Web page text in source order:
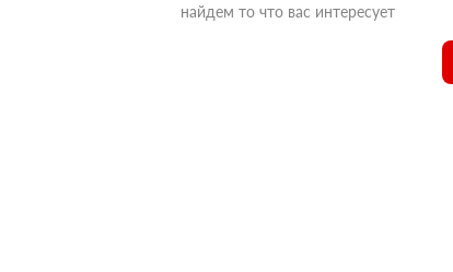
найдем то что вас интересует